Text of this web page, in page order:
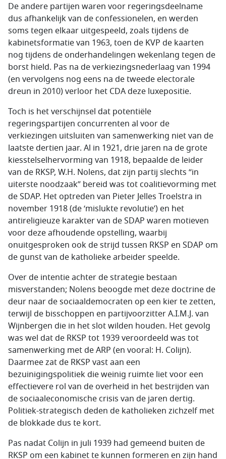
De andere partijen waren voor regeringsdeelname
dus afhankelijk van de confessionelen, en werden
soms tegen elkaar uitgespeeld, zoals tijdens de
kabinetsformatie van 1963, toen de KVP de kaarten
nog tijdens de onderhandelingen wekenlang tegen de
borst hield. Pas na de verkiezingsnederlaag van 1994
(en vervolgens nog eens na de tweede electorale
dreun in 2010) verloor het CDA deze luxepositie.
Toch is het verschijnsel dat potentiële
regeringspartijen concurrenten al voor de
verkiezingen uitsluiten van samenwerking niet van de
laatste dertien jaar. Al in 1921, drie jaren na de grote
kiesstelselhervorming van 1918, bepaalde de leider
van de RKSP, W.H. Nolens, dat zijn partij slechts “in
uiterste noodzaak” bereid was tot coalitievorming met
de SDAP. Het optreden van Pieter Jelles Troelstra in
november 1918 (de ‘mislukte revolutie’) en het
antireligieuze karakter van de SDAP waren motieven
voor deze afhoudende opstelling, waarbij
onuitgesproken ook de strijd tussen RKSP en SDAP om
de gunst van de katholieke arbeider speelde.
Over de intentie achter de strategie bestaan
misverstanden; Nolens beoogde met deze doctrine de
deur naar de sociaaldemocraten op een kier te zetten,
terwijl de bisschoppen en partijvoorzitter A.I.M.J. van
Wijnbergen die in het slot wilden houden. Het gevolg
was wel dat de RKSP tot 1939 veroordeeld was tot
samenwerking met de ARP (en vooral: H. Colijn).
Daarmee zat de RKSP vast aan een
bezuinigingspolitiek die weinig ruimte liet voor een
effectievere rol van de overheid in het bestrijden van
de sociaaleconomische crisis van de jaren dertig.
Politiek-strategisch deden de katholieken zichzelf met
de blokkade dus te kort.
Pas nadat Colijn in juli 1939 had gemeend buiten de
RKSP om een kabinet te kunnen formeren en zijn hand